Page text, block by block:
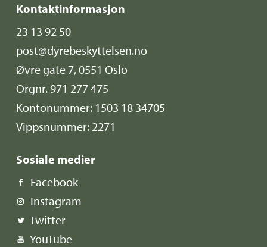
Kontaktinformasjon
23 13 92 50
post@dyrebeskyttelsen.no
Øvre gate 7, 0551 Oslo
Orgnr. 971 277 475
Kontonummer: 1503 18 34705
Vippsnummer: 2271
Sosiale medier
Facebook
Instagram
Twitter
YouTube